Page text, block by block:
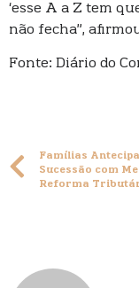
‘esse A a Z tem
não fecha”,
Fonte: Diário do
Famílias
Sucessão com
Reforma